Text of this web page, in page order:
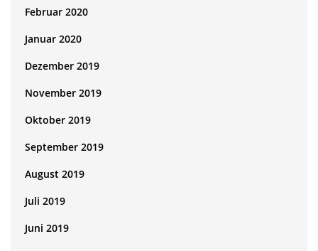
Februar 2020
Januar 2020
Dezember 2019
November 2019
Oktober 2019
September 2019
August 2019
Juli 2019
Juni 2019